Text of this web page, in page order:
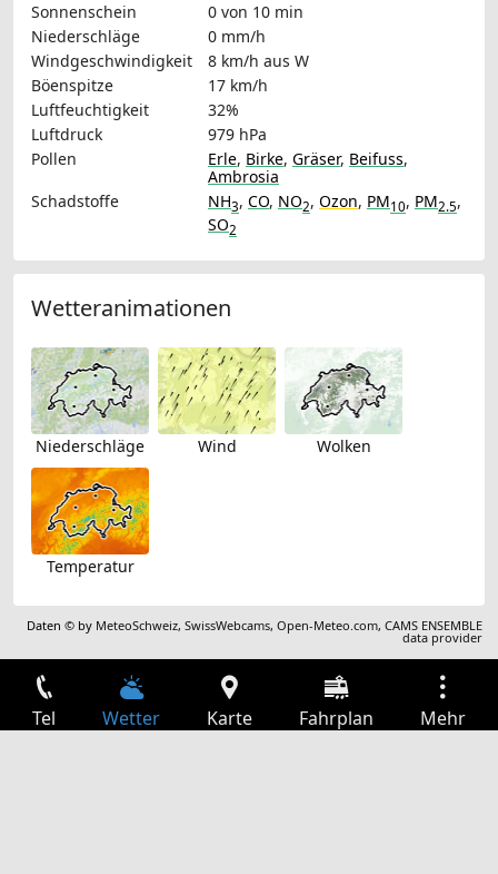
Sonnenschein
0 von 10 min
Niederschläge
0 mm/h
Windgeschwindigkeit
8 km/h aus W
Böenspitze
17 km/h
Luftfeuchtigkeit
32%
Luftdruck
979 hPa
Pollen
Erle, Birke, Gräser, Beifuss,
Ambrosia
Schadstoffe
NH3, CO, NO2, Ozon, PM10, PM2.5,
SO2
Wetteranimationen
Niederschläge Wind Wolken
Temperatur
Daten © by MeteoSchweiz,SwissWebcams,Open-Meteo.com,CAMS ENSEMBLE
data provider
Tel Wetter Karte Fahrplan Mehr